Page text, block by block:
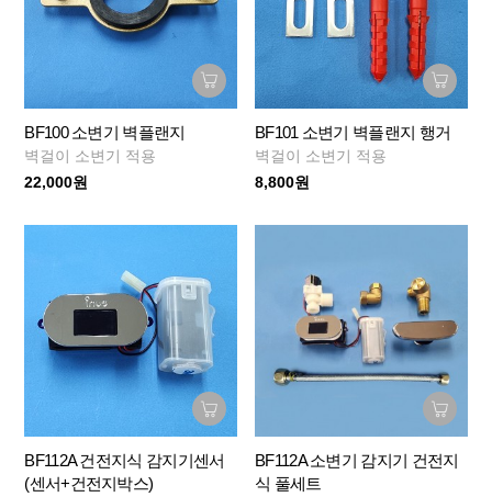
BF100 소변기 벽플랜지
벽걸이 소변기 적용
22,000원
BF101 소변기 벽플랜지 행거
벽걸이 소변기 적용
8,800원
BF112A 건전지식 감지기센서
(센서+건전지박스)
BF112A 소변기 감지기 건전지
식 풀세트